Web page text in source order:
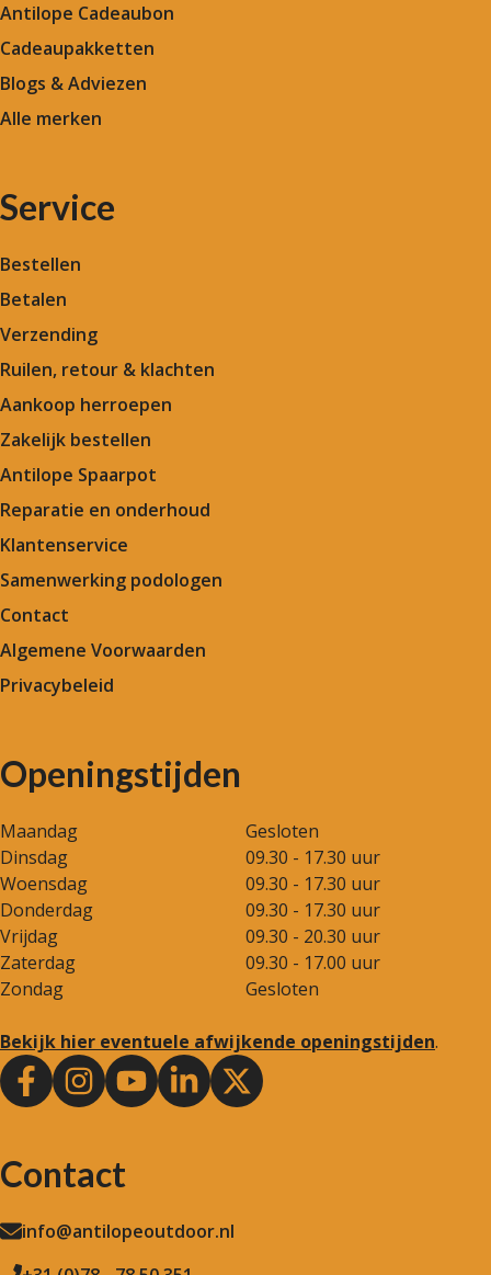
Antilope Cadeaubon
Cadeaupakketten
Blogs & Adviezen
Alle merken
Service
Bestellen
Betalen
Verzending
Ruilen, retour & klachten
Aankoop herroepen
Zakelijk bestellen
Antilope Spaarpot
Reparatie en onderhoud
Klantenservice
Samenwerking podologen
Contact
Algemene Voorwaarden
Privacybeleid
Openingstijden
Maandag
Gesloten
Dinsdag
09.30 - 17.30 uur
Woensdag
09.30 - 17.30 uur
Donderdag
09.30 - 17.30 uur
Vrijdag
09.30 - 20.30 uur
Zaterdag
09.30 - 17.00 uur
Zondag
Gesloten
Bekijk hier eventuele afwijkende openingstijden.
Contact
info@antilopeoutdoor.nl